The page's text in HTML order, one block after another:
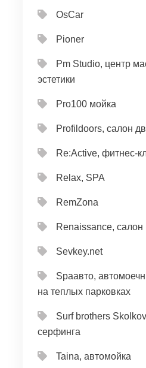
OsCar
Pioner
Pm Studio, центр
эстетики
Pro100 мойка
Profildoors, салон
Re:Active, фитнес-
Relax, SPA
RemZona
Renaissance, салон
Sevkey.net
Spaавто,
на теплых парковках
Surf brothers
серфинга
Taina, автомойка